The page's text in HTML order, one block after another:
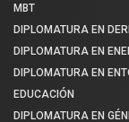
MBT
DIPLOMATURA EN
DIPLOMATURA EN
DIPLOMATURA EN
EDUCACIÓN
DIPLOMATURA EN